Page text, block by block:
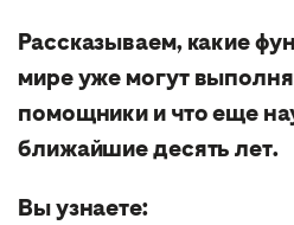
Рассказываем, какие
мире уже могут
помощники и что еще
ближайшие десять лет.
Вы узнаете: